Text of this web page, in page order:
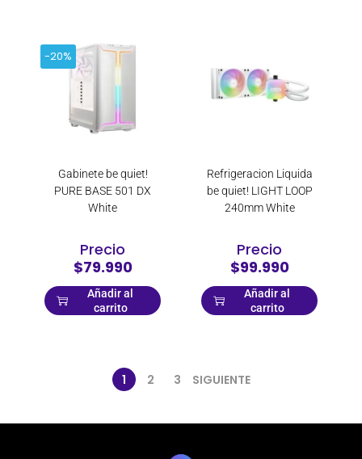
-20%
Gabinete be quiet!
PURE BASE 501 DX
White
Precio
$79.990
Añadir al
carrito
Refrigeracion Liquida
be quiet! LIGHT LOOP
240mm White
Precio
$99.990
Añadir al
carrito
1 2 3 SIGUIENTE